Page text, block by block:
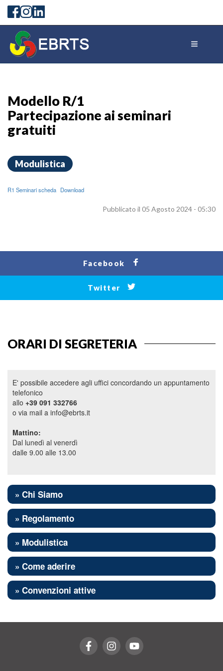
Modello R/1
Partecipazione ai seminari
gratuiti
Modulistica
R1 Seminari scheda Download
Pubblicato il 05 Agosto 2024 - 05:30
Facebook
Twitter
ORARI DI SEGRETERIA
E' possibile accedere agli uffici concordando un appuntamento
telefonico
allo +39 091 332766
o via mail a info@ebrts.it
Mattino:
Dal lunedì al venerdì
dalle 9.00 alle 13.00
» Chi Siamo
» Regolamento
» Modulistica
» Come aderire
» Convenzioni attive